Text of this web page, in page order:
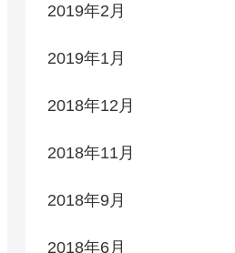
2019年2月
2019年1月
2018年12月
2018年11月
2018年9月
2018年6月